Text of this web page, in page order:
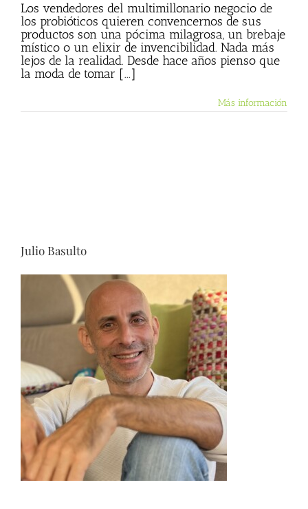
Los vendedores del multimillonario negocio de
los probióticos quieren convencernos de sus
productos son una pócima milagrosa, un brebaje
místico o un elixir de invencibilidad. Nada más
lejos de la realidad. Desde hace años pienso que
la moda de tomar [...]
Más información
Julio Basulto